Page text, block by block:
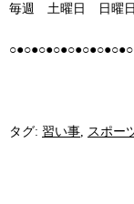
毎週 土曜日 日曜
タグ: 習い事 スポー